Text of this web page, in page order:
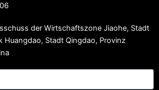
der Wirtschaftszone Jiaohe, Stadt
Huangdao, Stadt Qingdao, Provinz